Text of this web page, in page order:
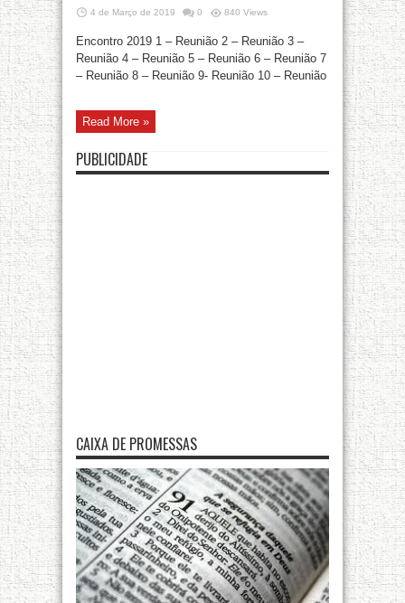
4 de Março de 2019 0 840 Views
Encontro 2019 1 – Reunião 2 – Reunião 3 –
Reunião 4 – Reunião 5 – Reunião 6 – Reunião 7
– Reunião 8 – Reunião 9- Reunião 10 – Reunião
Read More »
PUBLICIDADE
CAIXA DE PROMESSAS